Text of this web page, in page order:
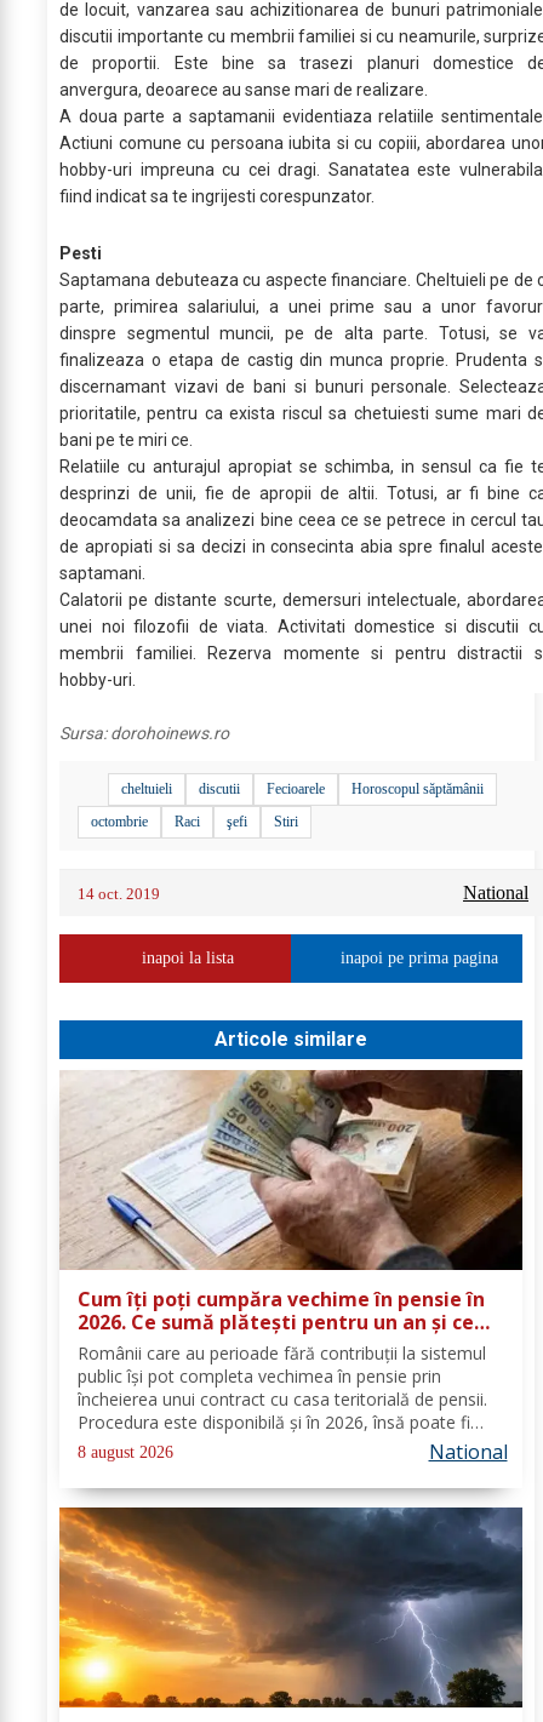
de locuit, vanzarea sau achizitionarea de bunuri
discutii importante cu membrii familiei si cu neamurile,
de proportii. Este bine sa trasezi planuri domestice
anvergura, deoarece au sanse mari de realizare.
A doua parte a saptamanii evidentiaza relatiile
Actiuni comune cu persoana iubita si cu copiii, abordarea
hobby-uri impreuna cu cei dragi. Sanatatea este
fiind indicat sa te ingrijesti corespunzator.
Pesti
Saptamana debuteaza cu aspecte financiare. Cheltuieli pe de
parte, primirea salariului, a unei prime sau a unor
dinspre segmentul muncii, pe de alta parte. Totusi, se
finalizeaza o etapa de castig din munca proprie. Prudenta
discernamant vizavi de bani si bunuri personale.
prioritatile, pentru ca exista riscul sa chetuiesti sume mari
bani pe te miri ce.
Relatiile cu anturajul apropiat se schimba, in sensul ca fie
desprinzi de unii, fie de apropii de altii. Totusi, ar fi bine
deocamdata sa analizezi bine ceea ce se petrece in cercul
de apropiati si sa decizi in consecinta abia spre finalul
saptamani.
Calatorii pe distante scurte, demersuri intelectuale,
unei noi filozofii de viata. Activitati domestice si discutii
membrii familiei. Rezerva momente si pentru distractii
hobby-uri.
Sursa:dorohoinews.ro
cheltuieli discutii Fecioarele
Horoscopul săptămânii
octombrie
Raci şefi Stiri
14 oct. 2019 National
inapoi la lista inapoi pe prima pagina
Articole similare
Cum îți poți cumpăra vechime în pensie în
2026. Ce sumă plătești pentru un an și ce
documente trebuie depuse
Românii care au perioade fără contribuții la sistemul
public își pot completa vechimea în pensie prin
încheierea unui contract cu casa teritorială de pensii.
Procedura este disponibilă și în 2026, însă poate fi
folosită doar în condițiile prevăzute de lege. Costul
depinde de salariul minim brut...
8 august 2026 National